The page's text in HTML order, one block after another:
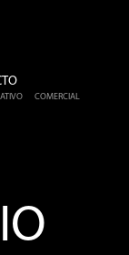
COMERCIAL